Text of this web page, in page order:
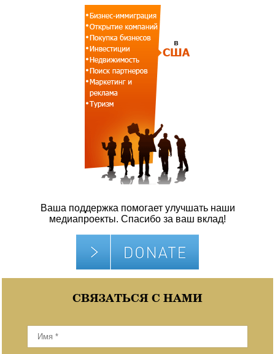
Ваша поддержка помогает улучшать наши
медиапроекты. Спасибо за ваш вклад!
СВЯЗАТЬСЯ С НАМИ